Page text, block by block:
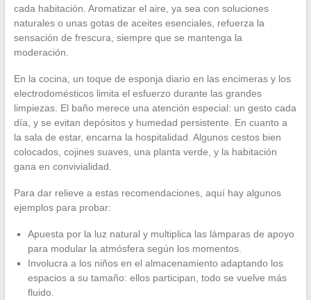
cada habitación. Aromatizar el aire, ya sea con soluciones
naturales o unas gotas de aceites esenciales, refuerza la
sensación de frescura, siempre que se mantenga la
moderación.
En la cocina, un toque de esponja diario en las encimeras y los
electrodomésticos limita el esfuerzo durante las grandes
limpiezas. El baño merece una atención especial: un gesto cada
día, y se evitan depósitos y humedad persistente. En cuanto a
la sala de estar, encarna la hospitalidad. Algunos cestos bien
colocados, cojines suaves, una planta verde, y la habitación
gana en convivialidad.
Para dar relieve a estas recomendaciones, aquí hay algunos
ejemplos para probar:
Apuesta por la luz natural y multiplica las lámparas de apoyo
para modular la atmósfera según los momentos.
Involucra a los niños en el almacenamiento adaptando los
espacios a su tamaño: ellos participan, todo se vuelve más
fluido.